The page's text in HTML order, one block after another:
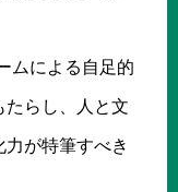
ムによる自足的
たらし、人と文
が特筆すべき